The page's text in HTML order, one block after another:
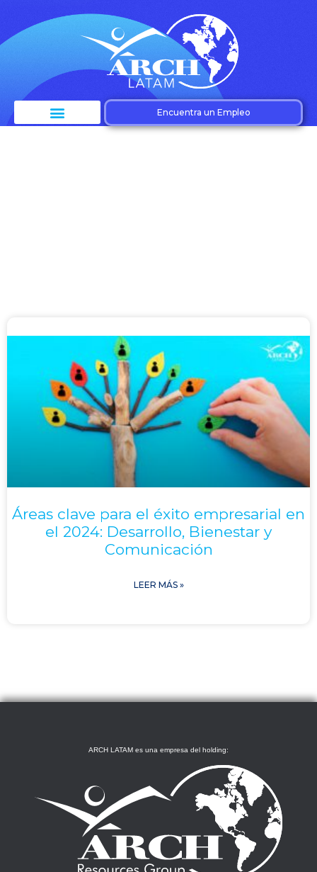
Encuentra un Empleo
Áreas clave para el éxito empresarial en
el 2024: Desarrollo, Bienestar y
Comunicación
LEER MÁS »
ARCH LATAM es una empresa del holding: